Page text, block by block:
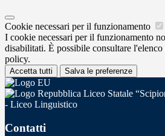
Cookie necessari per il funzionamento
I cookie necessari per il funzionamento
disabilitati. È possibile consultare
policy.
Accetta tutti Salva le preferenze
Liceo Statale
- Liceo Linguistico
Contatti